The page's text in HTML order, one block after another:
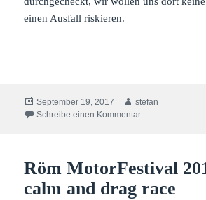
einen Ausfall riskieren.
Veröffentlicht
am
September 19, 2017 Autor
stefan
Schreibe einen Kommentarzu Only for Man
Röm MotorFestival
calm and drag race